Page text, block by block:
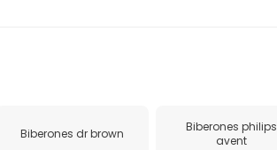
Biberones dr brown
Biberones philips
avent